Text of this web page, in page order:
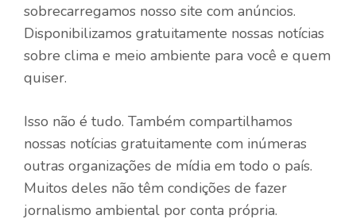
sobrecarregamos nosso site com anúncios.
Disponibilizamos gratuitamente nossas notícias
sobre clima e meio ambiente para você e quem
quiser.
Isso não é tudo. Também compartilhamos
nossas notícias gratuitamente com inúmeras
outras organizações de mídia em todo o país.
Muitos deles não têm condições de fazer
jornalismo ambiental por conta própria.